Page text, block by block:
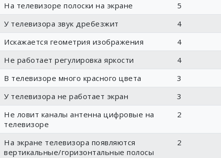
На телевизоре полоски на экране
5
У телевизора звук дребезжит
4
Искажается геометрия изображения
4
Не работает регулировка яркости
4
В телевизоре много красного цвета
3
У телевизора не работает экран
3
Не ловит каналы антенна цифровые на
телевизоре
2
На экране телевизора появляются
вертикальные/горизонтальные полосы
2